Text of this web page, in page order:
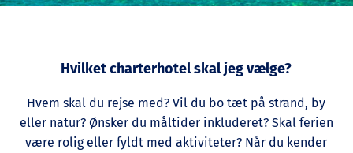
Hvilket charterhotel skal jeg vælge?
Hvem skal du rejse med? Vil du bo tæt på strand, by
eller natur? Ønsker du måltider inkluderet? Skal ferien
være rolig eller fyldt med aktiviteter? Når du kender